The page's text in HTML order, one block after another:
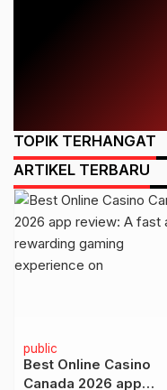
TOPIK TERHANGAT
ARTIKEL TERBARU
public
Best Online Casino
Canada 2026 app